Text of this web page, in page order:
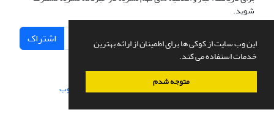
این وب سایت از کوکی ها برای اطمینان از ارائه بهترین
خدمات استفاده می کند.
متوجه شدم
شوید.
اشتراک
سامانه مدیریت نشریات علمی.طراحی و پیاده سازی از سیناوب